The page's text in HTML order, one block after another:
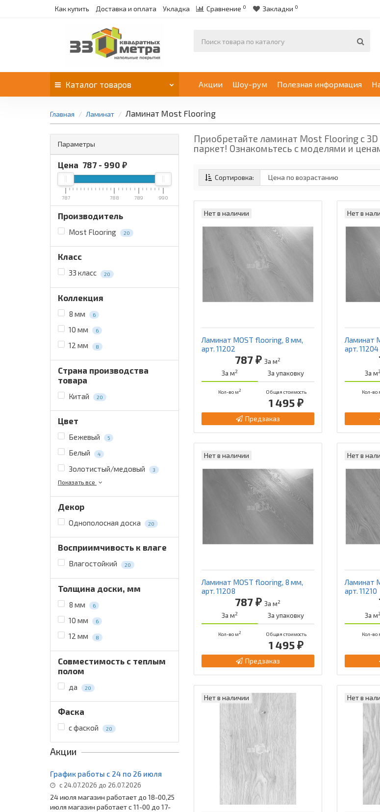
Как купить Доставка и оплата Укладка Сравнение 0 Закладки 0
Каталог товаров Акции Шоу-рум Полезная информация
Главная Ламинат Ламинат Most Flooring
Параметры
Цена 787 - 990 ₽
787 788 789 990
Производитель
Most Flooring 20
Класс
33 класс 20
Коллекция
8 мм 6
10 мм 6
12 мм 8
Страна производства
товара
Китай 20
Цвет
Бежевый 5
Белый 4
Золотистый/медовый 3
Показать все
Декор
Однополосная доска 20
Восприимчивость к влаге
Влагостойкий 20
Толщина доски, мм
8 мм 6
10 мм 6
12 мм 8
Совместимость с теплым
полом
да 20
Фаска
с фаской 20
Акции
График работы с 24 по 26 июля
с 24.07.2026 до 26.07.2026
24 июля магазин работает до 18-00,25
июля магазин работает с 11-00 до 17-
Приобретайте ламинат Most Flooring с
паркет! Ознакомьтесь с моделями и
Сортировка:
Нет в наличии
Ламинат MOST flooring, 8 мм,
арт. 11202
787 ₽За м2
За м2 За упаковку
Кол-во м2 Общая стоимость
1 495 ₽
Предзаказ
Нет в
Ламинат
арт. 11204
За м2
Кол-во
Нет в наличии
Ламинат MOST flooring, 8 мм,
арт. 11208
787 ₽За м2
За м2 За упаковку
Кол-во м2 Общая стоимость
1 495 ₽
Предзаказ
Нет в
Ламинат
арт. 11210
За м2
Кол-во
Нет в наличии Нет в